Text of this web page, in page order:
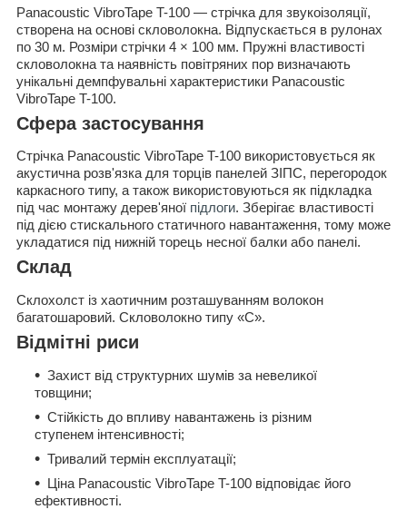
Panacoustic VibroTape T-100 — стрічка для звукоізоляції,
створена на основі скловолокна. Відпускається в рулонах
по 30 м. Розміри стрічки 4 × 100 мм. Пружні властивості
скловолокна та наявність повітряних пор визначають
унікальні демпфувальні характеристики Panacoustic
VibroTape T-100.
Сфера застосування
Стрічка Panacoustic VibroTape T-100 використовується як
акустична розв'язка для торців панелей ЗІПС, перегородок
каркасного типу, а також використовуються як підкладка
під час монтажу дерев'яної підлоги. Зберігає властивості
під дією стискального статичного навантаження, тому може
укладатися під нижній торець несної балки або панелі.
Склад
Склохолст із хаотичним розташуванням волокон
багатошаровий. Скловолокно типу «С».
Відмітні риси
Захист від структурних шумів за невеликої
товщини;
Стійкість до впливу навантажень із різним
ступенем інтенсивності;
Тривалий термін експлуатації;
Ціна Panacoustic VibroTape T-100 відповідає його
ефективності.